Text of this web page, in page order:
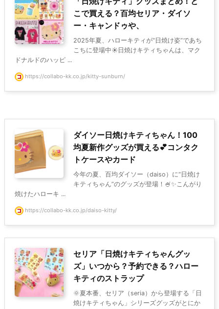
こで買える？百均セリア・ダイソ
ー・キャンドゥや、
2025年夏、ハローキティが“日焼け姿”であち
こちに登場中☀️日焼けキティちゃんは、マク
ドナルドのハッピ ...
https://collabo-kk.co.jp/kitty-sunburn/
ダイソー日焼けキティちゃん！100
均夏新作グッズが買える💕コンタク
トケースやカード
今年の夏、百均ダイソー（daiso）に“日焼け
キティちゃん”のグッズが登場！🍧✨こんがり
焼けたハローキ ...
https://collabo-kk.co.jp/daiso-kitty/
セリア「日焼けキティちゃんグッ
ズ」いつから？予約できる？ハロー
キティのストラップ
🌞夏本番、セリア（seria）から登場する「日
焼けキティちゃん」シリーズグッズがとにか